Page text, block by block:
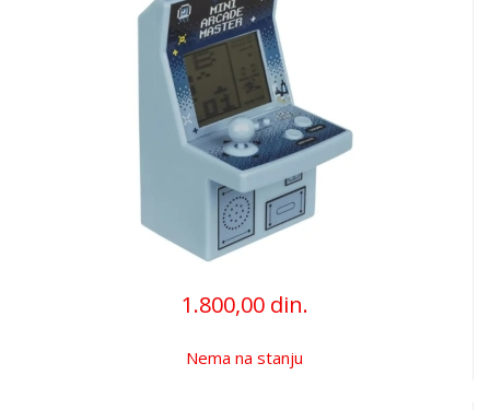
1.800,00 din.
Nema na stanju